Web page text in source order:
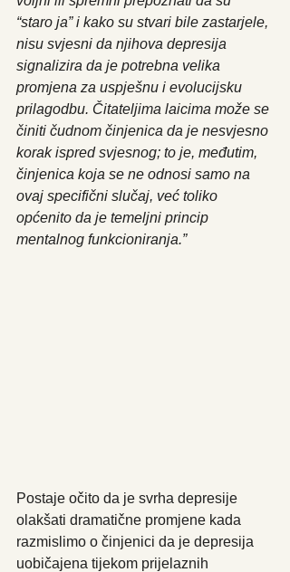
“staro ja” i kako su stvari bile zastarjele,
nisu svjesni da njihova depresija
signalizira da je potrebna velika
promjena za uspješnu i evolucijsku
prilagodbu. Čitateljima laicima može se
činiti čudnom činjenica da je nesvjesno
korak ispred svjesnog; to je, međutim,
činjenica koja se ne odnosi samo na
ovaj specifični slučaj, već toliko
općenito da je temeljni princip
mentalnog funkcioniranja.”
Postaje očito da je svrha depresije
olakšati dramatične promjene kada
razmislimo o činjenici da je depresija
uobičajena tijekom prijelaznih